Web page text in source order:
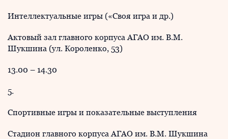
Интеллектуальные игры («Своя игра и др.)
Актовый зал главного корпуса АГАО им. В.М.
Шукшина (ул. Короленко, 53)
13.00 – 14.30
5.
Спортивные игры и показательные выступления
Стадион главного корпуса АГАО им. В.М. Шукшина